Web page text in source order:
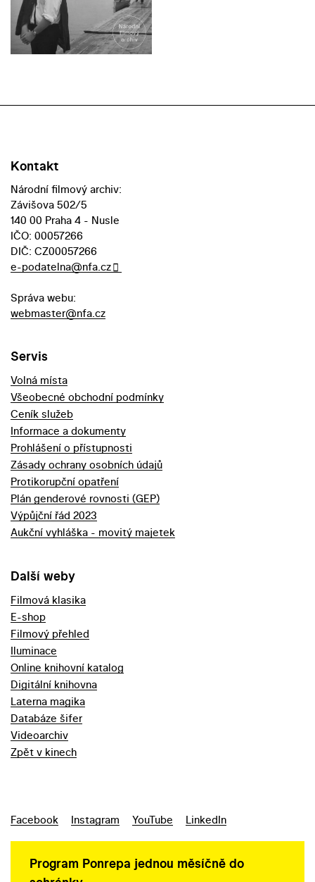
Kontakt
Národní filmový archiv:
Závišova 502/5
140 00 Praha 4 - Nusle
IČO: 00057266
DIČ: CZ00057266
e-podatelna@nfa.cz
Správa webu:
webmaster@nfa.cz
Servis
Volná místa
Všeobecné obchodní podmínky
Ceník služeb
Informace a dokumenty
Prohlášení o přístupnosti
Zásady ochrany osobních údajů
Protikorupční opatření
Plán genderové rovnosti (GEP)
Výpůjční řád 2023
Aukční vyhláška - movitý majetek
Další weby
Filmová klasika
E-shop
Filmový přehled
Iluminace
Online knihovní katalog
Digitální knihovna
Laterna magika
Databáze šifer
Videoarchiv
Zpět v kinech
Facebook Instagram YouTube LinkedIn
Program Ponrepa jednou měsíčně do